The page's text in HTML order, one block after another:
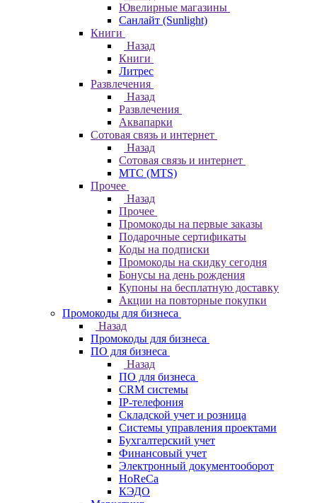
Ювелирные магазины
Санлайт (Sunlight)
Книги
Назад
Книги
Литрес
Развлечения
Назад
Развлечения
Аквапарки
Сотовая связь и интернет
Назад
Сотовая связь и интернет
МТС (MTS)
Прочее
Назад
Прочее
Промокоды на первые заказы
Подарочные сертификаты
Коды на подписки
Промокоды на скидку сегодня
Бонусы на день рождения
Купоны на бесплатную доставку
Акции на повторные покупки
Промокоды для бизнеса
Назад
Промокоды для бизнеса
ПО для бизнеса
Назад
ПО для бизнеса
CRM системы
IP-телефония
Складской учет и розница
Системы управления проектами
Бухгалтерский учет
Финансовый учет
Электронный документооборот
HoReCa
КЭДО